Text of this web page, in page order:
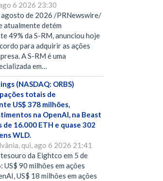
6 2026 23:30
agosto de 2026 /PRNewswire/
atualmente detém
49% da S-RM, anunciou hoje
para adquirir as ações
A S-RM é uma
em…
(NASDAQ: ORBS)
totais de
US$ 378 milhões,
na OpenAI, na Beast
de 16.000 ETH e quase 302
WLD.
qui, ago 6 2026 21:41
da Eightco em 5 de
90 milhões em ações
US$ 18 milhões em ações